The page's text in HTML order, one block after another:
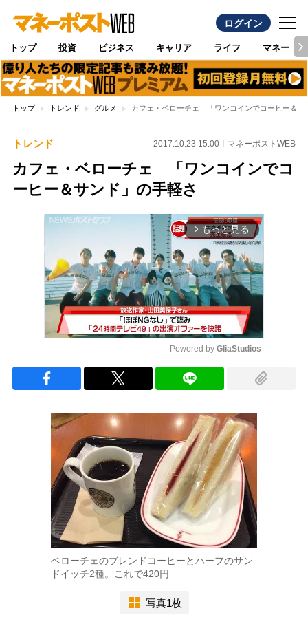
ログイン
トップ 投資 ビジネス キャリア ライフ マネー
トップ トレンド グルメ カフェ・ベローチェ 「ワンコインでコーヒー＆サ
トレンド 2017.10.23 15:00 マネーポストWEB
カフェ・ベローチェ 「ワンコインでコ
ーヒー＆サンド」の手軽さ
arrow_forward_ios もっと見る
Powered by GliaStudios
ベローチェのブレンドコーヒーとハーフのサン
ドイッチ2種。これで420円
写真1枚